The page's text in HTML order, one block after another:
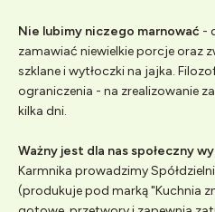
Nie lubimy niczego marnować -
zamawiać niewielkie porcje oraz
szklane i wytłoczki na jajka.
ograniczenia - na zrealizowanie
kilka dni.
Ważny jest dla nas społeczny
Karmnika prowadzimy
(produkuje pod marką "Kuchnia